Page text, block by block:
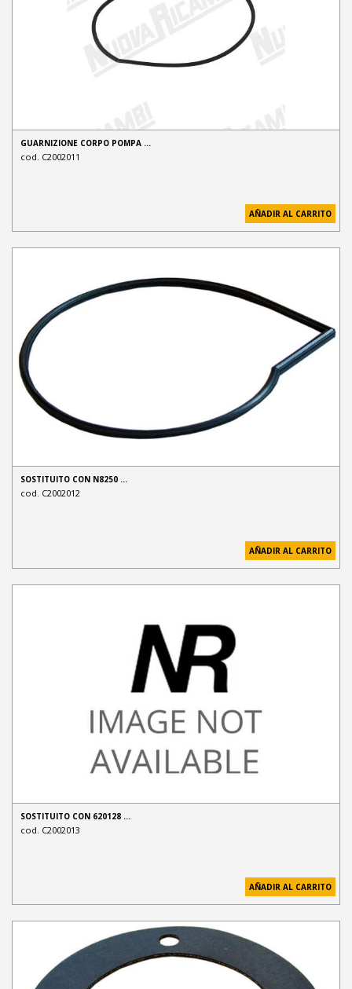
GUARNIZIONE CORPO POMPA …
cod. C2002011
AÑADIR AL CARRITO
SOSTITUITO CON N8250 …
cod. C2002012
AÑADIR AL CARRITO
SOSTITUITO CON 620128 …
cod. C2002013
AÑADIR AL CARRITO